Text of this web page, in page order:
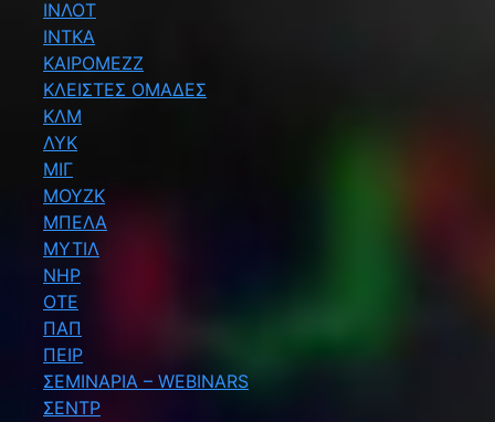
ΙΝΛΟΤ
ΙΝΤΚΑ
ΚΑΙΡΟΜΕΖΖ
ΚΛΕΙΣΤΕΣ ΟΜΑΔΕΣ
ΚΛΜ
ΛΥΚ
ΜΙΓ
ΜΟΥΖΚ
ΜΠΕΛΑ
ΜΥΤΙΛ
ΝΗΡ
ΟΤΕ
ΠΑΠ
ΠΕΙΡ
ΣΕΜΙΝΑΡΙΑ – WEBINARS
ΣΕΝΤΡ